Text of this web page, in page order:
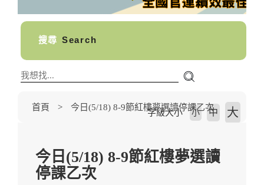
搜尋 Search
首頁 今日(5/18) 8-9節紅樓夢選讀停課乙次
字級大小 小 中 大
今日(5/18) 8-9節紅樓夢選讀
停課乙次